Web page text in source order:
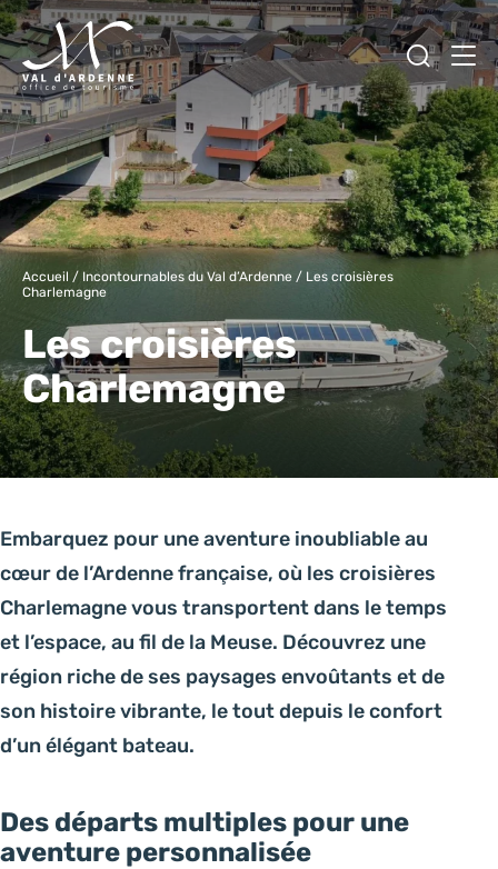
Val d'Ardenne Tourisme
Ouvrir
Accueil / Incontournables du Val d’Ardenne / Les croisières
Charlemagne
Les croisières
Charlemagne
Embarquez pour une aventure inoubliable au
cœur de l’Ardenne française, où les croisières
Charlemagne vous transportent dans le temps
et l’espace, au fil de la Meuse. Découvrez une
région riche de ses paysages envoûtants et de
son histoire vibrante, le tout depuis le confort
d’un élégant bateau.
Des départs multiples pour une
aventure personnalisée